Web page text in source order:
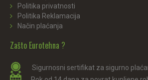
Politika privatnosti
Politika Reklamacija
Način plaćanja
Zašto Eurotehna ?
Sigurnosni sertifikat za sigurno